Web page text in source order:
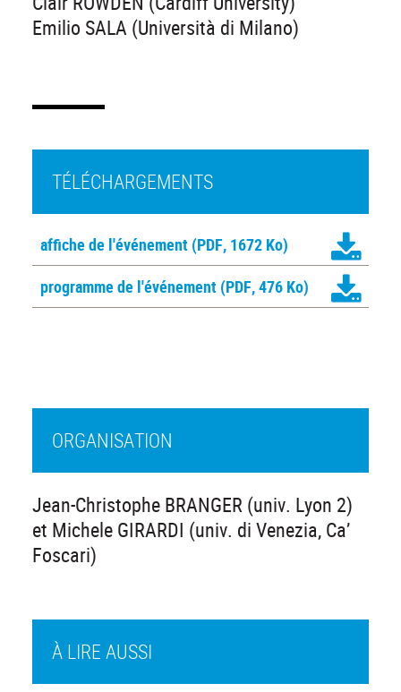
Emilio SALA (Università di Milano)
TÉLÉCHARGEMENTS
affiche de l'événement (PDF, 1672 Ko)
programme de l'événement (PDF, 476 Ko)
À LIRE AUSSI
ORGANISATION
Jean-Christophe BRANGER (univ. Lyon 2)
et Michele GIRARDI (univ. di Venezia, Ca’
Foscari)